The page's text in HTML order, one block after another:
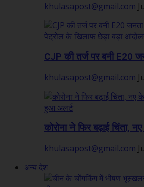
khulasapost@gmail.com
CJP की तर्ज पर बनी E20
khulasapost@gmail.com
कोरोना ने फिर बढ़ाई चिंता,
khulasapost@gmail.com
अन्य देश